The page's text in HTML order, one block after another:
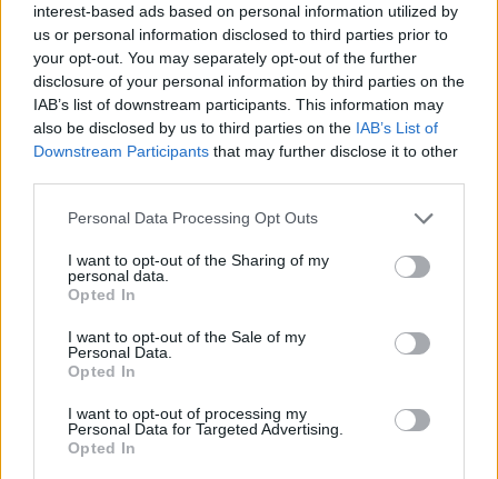
interest-based ads based on personal information utilized by
us or personal information disclosed to third parties prior to
your opt-out. You may separately opt-out of the further
disclosure of your personal information by third parties on the
IAB’s list of downstream participants. This information may
also be disclosed by us to third parties on the IAB’s List of
Downstream Participants that may further disclose it to other
Please note that this website/app uses one or more Google
not limited to your visit or usage behaviour. You may click to
grant or deny consent to Google and its third-party tags to
use your data for below specified purposes in below Google
consent section.
Personal Data Processing Opt Outs
I want to opt-out of the Sharing of my
personal data.
Opted In
I want to opt-out of the Sale of my
Personal Data.
Opted In
I want to opt-out of processing my
Personal Data for Targeted Advertising.
Opted In
Kövess minket, és értesülj a friss hírekről a
Facebookon is!
Követem
FÓKUSZ
KORDA GYÖRGY #DAL #SLÁGER PLÁGIUM